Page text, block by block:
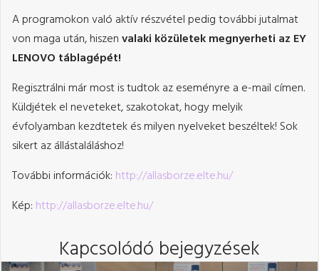
A programokon való aktív részvétel pedig további jutalmat
von maga után, hiszenvalaki közületek megnyerheti az EY
LENOVO táblagépét!
Regisztrálni már most is tudtok az eseményre a e-mail címen.
Küldjétek el neveteket, szakotokat, hogy melyik
évfolyamban kezdtetek és milyen nyelveket beszéltek! Sok
sikert az állástaláláshoz!
További információk: http://allasborze.elte.hu/
Kép: http://allasborze.elte.hu/
Kapcsolódó bejegyzések